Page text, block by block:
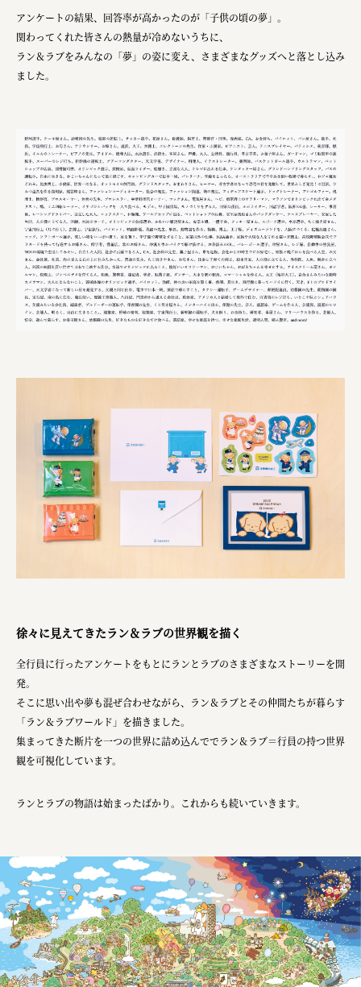
Panasonic
江東区
株式会社亀屋万年堂
アンケートの結果、回答率が高かったのが「子供の頃の夢」。
関わってくれた皆さんの熱量が冷めないうちに、
ラン＆ラブをみんなの「夢」の姿に変え、さまざまなグッズへと落とし込み
ました。
徐々に見えてきたラン＆ラブの世界観を描く
全行員に行ったアンケートをもとにランとラブのさまざまなストーリーを開
発。
そこに思い出や夢も混ぜ合わせながら、ラン＆ラブとその仲間たちが暮らす
「ラン＆ラブワールド」を描きました。
集まってきた断片を一つの世界に詰め込んででラン＆ラブ＝行員の持つ世界
観を可視化しています。
ランとラブの物語は始まったばかり。これからも続いていきます。